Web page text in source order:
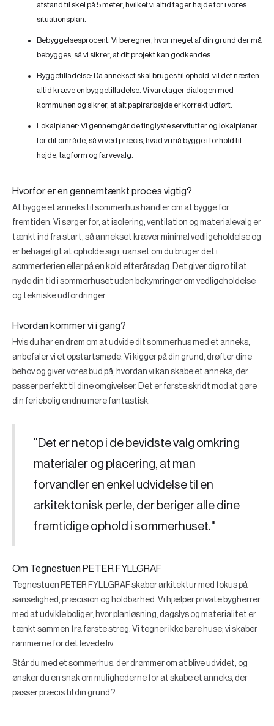
afstand til skel på 5 meter, hvilket vi altid tager højde for i vores
situationsplan.
Bebyggelsesprocent: Vi beregner, hvor meget af din grund der må
bebygges, så vi sikrer, at dit projekt kan godkendes.
Byggetilladelse: Da annekset skal bruges til ophold, vil det næsten
altid kræve en byggetilladelse. Vi varetager dialogen med
kommunen og sikrer, at alt papirarbejde er korrekt udført.
Lokalplaner: Vi gennemgår de tinglyste servitutter og lokalplaner
for dit område, så vi ved præcis, hvad vi må bygge i forhold til
højde, tagform og farvevalg.
Hvorfor er en gennemtænkt proces vigtig?
At bygge et anneks til sommerhus handler om at bygge for
fremtiden. Vi sørger for, at isolering, ventilation og materialevalg er
tænkt ind fra start, så annekset kræver minimal vedligeholdelse og
er behageligt at opholde sig i, uanset om du bruger det i
sommerferien eller på en kold efterårsdag. Det giver dig ro til at
nyde din tid i sommerhuset uden bekymringer om vedligeholdelse
og tekniske udfordringer.
Hvordan kommer vi i gang?
Hvis du har en drøm om at udvide dit sommerhus med et anneks,
anbefaler vi et opstartsmøde. Vi kigger på din grund, drøfter dine
behov og giver vores bud på, hvordan vi kan skabe et anneks, der
passer perfekt til dine omgivelser. Det er første skridt mod at gøre
din feriebolig endnu mere fantastisk.
"Det er netop i de bevidste valg omkring
materialer og placering, at man
forvandler en enkel udvidelse til en
arkitektonisk perle, der beriger alle dine
fremtidige ophold i sommerhuset."
Om Tegnestuen PETER FYLLGRAF
Tegnestuen PETER FYLLGRAF skaber arkitektur med fokus på
sanselighed, præcision og holdbarhed. Vi hjælper private bygherrer
med at udvikle boliger, hvor planløsning, dagslys og materialitet er
tænkt sammen fra første streg. Vi tegner ikke bare huse; vi skaber
rammerne for det levede liv.
Står du med et sommerhus, der drømmer om at blive udvidet, og
ønsker du en snak om mulighederne for at skabe et anneks, der
passer præcis til din grund?